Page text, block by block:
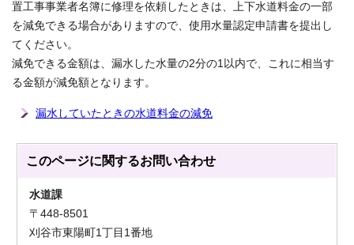
置工事事業者名簿に修理を依頼したときは、上下水道料金の一部
を減免できる場合がありますので、使用水量認定申請書を提出し
てください。
減免できる金額は、漏水した水量の2分の1以内で、これに相当す
る金額が減免額となります。
漏水していたときの水道料金の減免
このページに関するお問い合わせ
水道課
〒448-8501
刈谷市東陽町1丁目1番地